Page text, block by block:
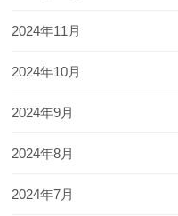
2024年11月
2024年10月
2024年9月
2024年8月
2024年7月